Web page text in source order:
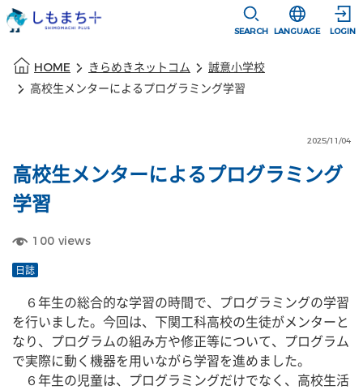
SEARCH
選択すると言
LANGUAGE LOGIN
HOME きらめきネットコム
誠意小学校
高校生メンターによるプログラミング学習
2025/11/04
高校生メンターによるプログラミング
学習
100 views
日誌
６年生の総合的な学習の時間で、プログラミングの学習
を行いました。今回は、下関工科高校の生徒がメンターと
なり、プログラムの組み方や修正等について、プログラム
で実際に動く機器を用いながら学習を進めました。
６年生の児童は、プログラミングだけでなく、高校生活